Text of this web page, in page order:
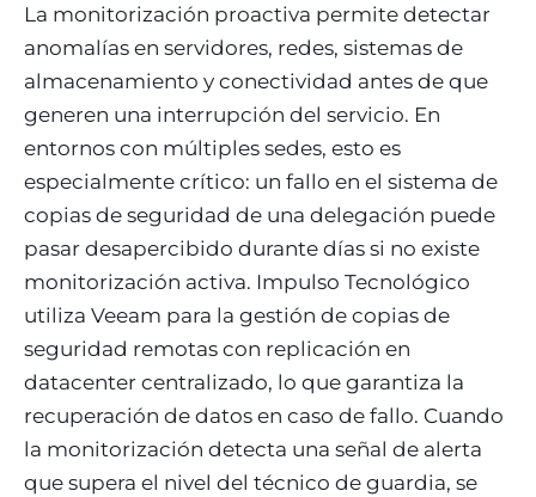
La monitorización proactiva permite detectar
anomalías en servidores, redes, sistemas de
almacenamiento y conectividad antes de que
generen una interrupción del servicio. En
entornos con múltiples sedes, esto es
especialmente crítico: un fallo en el sistema de
copias de seguridad de una delegación puede
pasar desapercibido durante días si no existe
monitorización activa. Impulso Tecnológico
utiliza Veeam para la gestión de copias de
seguridad remotas con replicación en
datacenter centralizado, lo que garantiza la
recuperación de datos en caso de fallo. Cuando
la monitorización detecta una señal de alerta
que supera el nivel del técnico de guardia, se